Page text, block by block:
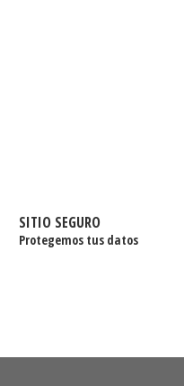
SITIO SEGURO
Protegemos tus datos